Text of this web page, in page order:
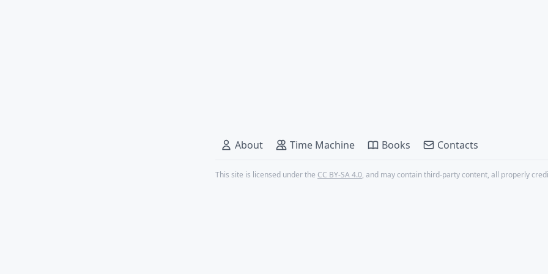
About Time Machine Books Contacts
This site is licensed under the CC BY-SA 4.0, and may contain third-party content, all properly